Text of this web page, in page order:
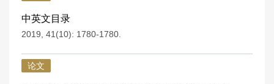
中英文目录
2019, 41(10): 1780-1780.
论文